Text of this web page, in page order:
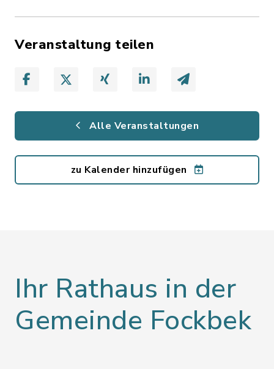
Veranstaltung teilen
Alle Veranstaltungen
zu Kalender hinzufügen
Ihr Rathaus in der
Gemeinde Fockbek